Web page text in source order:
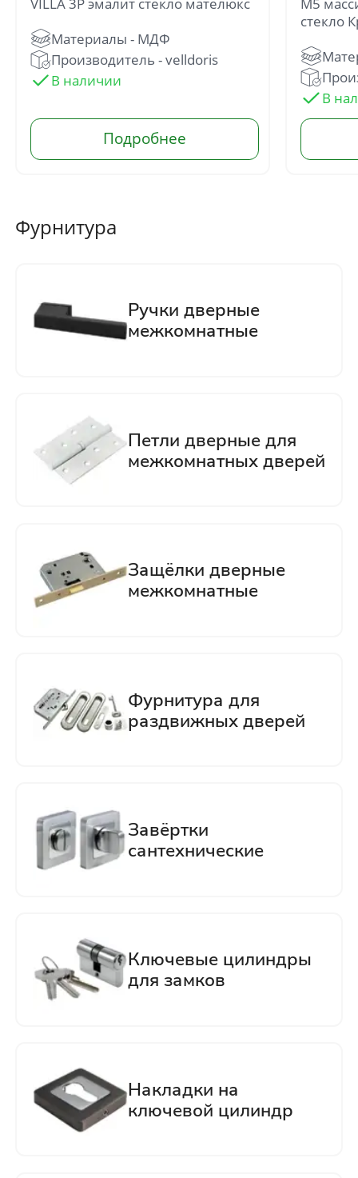
Производитель - velldoris
стекло
Фурнитура
Нажимая кнопку «Отправить», Вы
соглашаетесь с политикой обработки
персональных данных